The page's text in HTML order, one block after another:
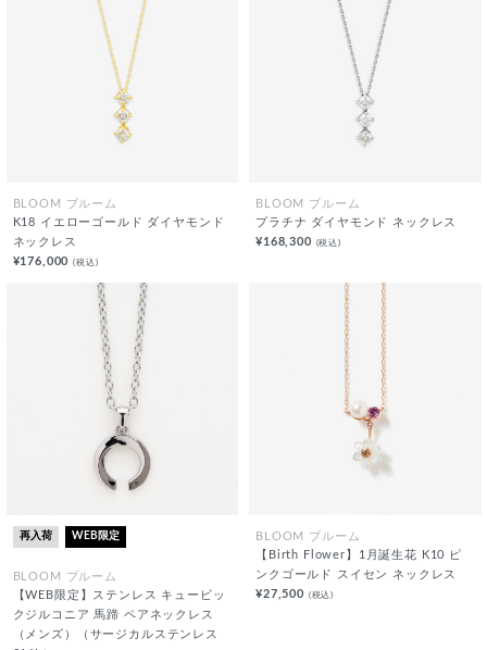
BLOOM ブルーム
K18 イエローゴールド ダイヤモンド
ネックレス
¥176,000(税込)
BLOOM ブルーム
プラチナ ダイヤモンド ネックレス
¥168,300 (税込)
再入荷 WEB限定
BLOOM ブルーム
【WEB限定】ステンレス キュービッ
クジルコニア 馬蹄 ペアネックレス
（メンズ）（サージカルステンレス
BLOOM ブルーム
【Birth Flower】1月誕生花 K10 ピ
ンクゴールド スイセン ネックレス
¥27,500 (税込)